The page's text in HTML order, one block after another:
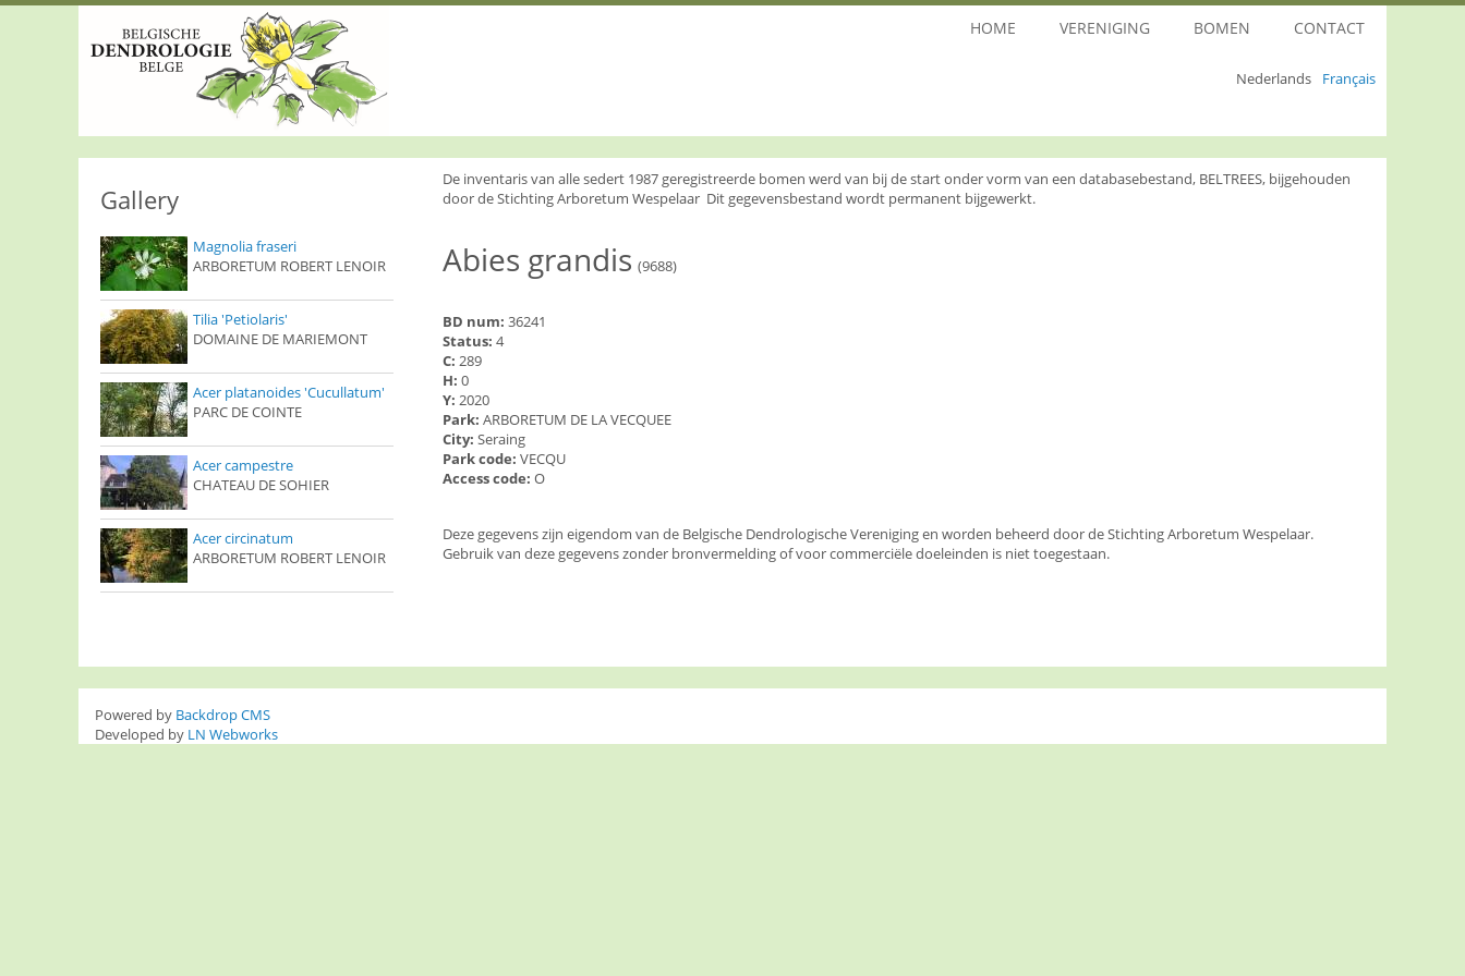
Nederlands Français
HOME VERENIGING BOMEN CONTACT
De inventaris van alle sedert 1987 geregistreerde bomen werd van bij de start onder vorm van een databasebestand, BELTREES, bijgehouden
door de Stichting Arboretum Wespelaar Dit gegevensbestand wordt permanent bijgewerkt.
Abies grandis (9688)
BD num: 36241
Status: 4
C: 289
H: 0
Y: 2020
Park: ARBORETUM DE LA VECQUEE
City: Seraing
Park code: VECQU
Access code: O
Deze gegevens zijn eigendom van de Belgische Dendrologische Vereniging en worden beheerd door de Stichting Arboretum Wespelaar.
Gebruik van deze gegevens zonder bronvermelding of voor commerciële doeleinden is niet toegestaan.
Gallery
Magnolia fraseri
ARBORETUM ROBERT LENOIR
Tilia 'Petiolaris'
DOMAINE DE MARIEMONT
Acer platanoides 'Cucullatum'
PARC DE COINTE
Acer campestre
CHATEAU DE SOHIER
Acer circinatum
ARBORETUM ROBERT LENOIR
Powered by Backdrop CMS
Developed by LN Webworks